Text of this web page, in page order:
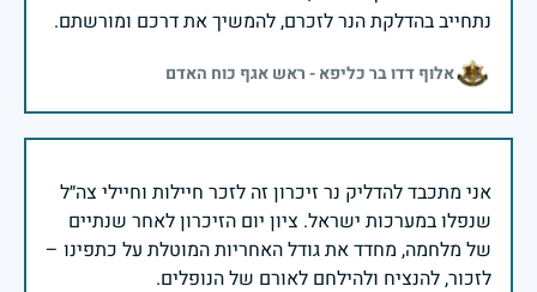
נתחייב בהדלקת הנר לזכרם, להמשיך את דרכם ומורשתם.
אלוף דדו בר כליפא - ראש אגף כוח האדם
אני מתכבד להדליק נר זיכרון זה לזכר חיילות וחיילי צה״ל
שנפלו במערכות ישראל. ציון יום הזיכרון לאחר שנתיים
של מלחמה, מחדד את גודל האחריות המוטלת על כתפינו –